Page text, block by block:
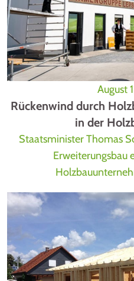
August
Rückenwind durch
in der
Staatsminister Thomas
Erweiterungsbau